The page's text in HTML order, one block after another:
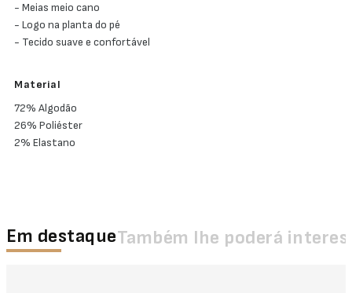
- Meias meio cano
- Logo na planta do pé
- Tecido suave e confortável
Material
72% Algodão
26% Poliéster
2% Elastano
Em destaqueTambém lhe poderá